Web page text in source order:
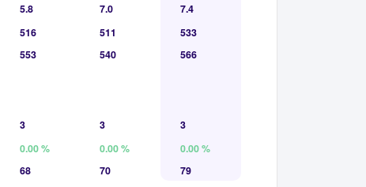
5.8 7.0
7.4
516 511
533
553 540 566
3 3
3
0.00 % 0.00 %
0.00 %
68 70 79